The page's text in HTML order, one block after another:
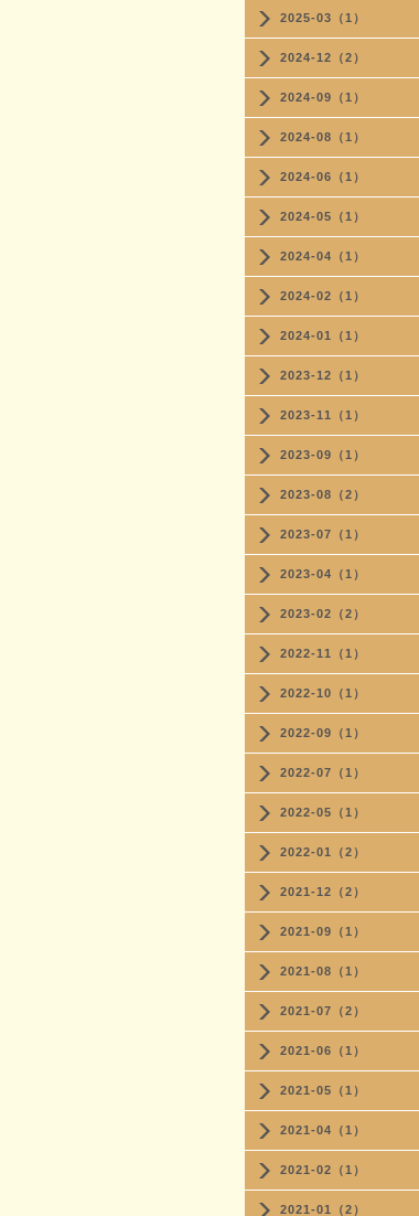
2025-03（1）
2024-12（2）
2024-09（1）
2024-08（1）
2024-06（1）
2024-05（1）
2024-04（1）
2024-02（1）
2024-01（1）
2023-12（1）
2023-11（1）
2023-09（1）
2023-08（2）
2023-07（1）
2023-04（1）
2023-02（2）
2022-11（1）
2022-10（1）
2022-09（1）
2022-07（1）
2022-05（1）
2022-01（2）
2021-12（2）
2021-09（1）
2021-08（1）
2021-07（2）
2021-06（1）
2021-05（1）
2021-04（1）
2021-02（1）
2021-01（2）